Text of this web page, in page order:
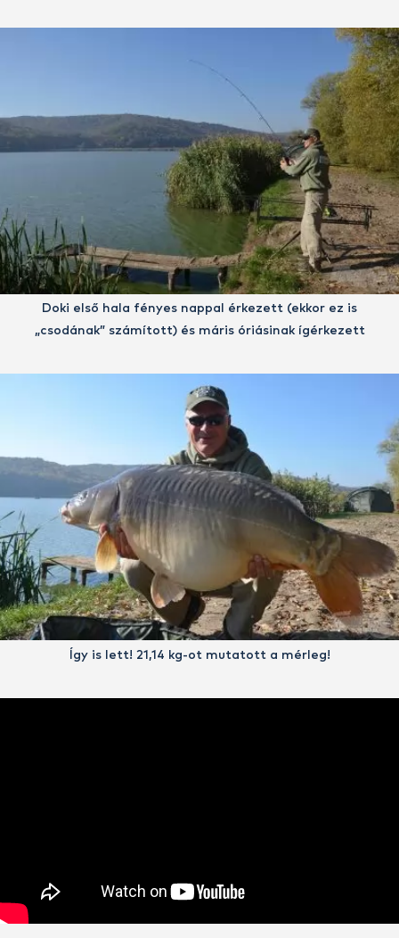
Doki első hala fényes nappal érkezett (ekkor ez is
„csodának” számított) és máris óriásinak ígérkezett
Így is lett! 21,14 kg-ot mutatott a mérleg!